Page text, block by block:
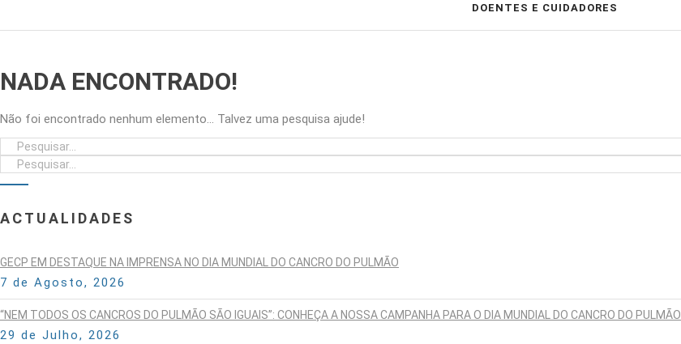
DOENTES E CUIDADORES
NADA ENCONTRADO!
Não foi encontrado nenhum elemento... Talvez uma pesquisa ajude!
ACTUALIDADES
GECP EM DESTAQUE NA IMPRENSA NO DIA MUNDIAL DO CANCRO DO PULMÃO
7 de Agosto, 2026
“NEM TODOS OS CANCROS DO PULMÃO SÃO IGUAIS”: CONHEÇA A NOSSA CAMPANHA PARA O DIA MUNDIAL DO CANCRO DO PULMÃO
29 de Julho, 2026